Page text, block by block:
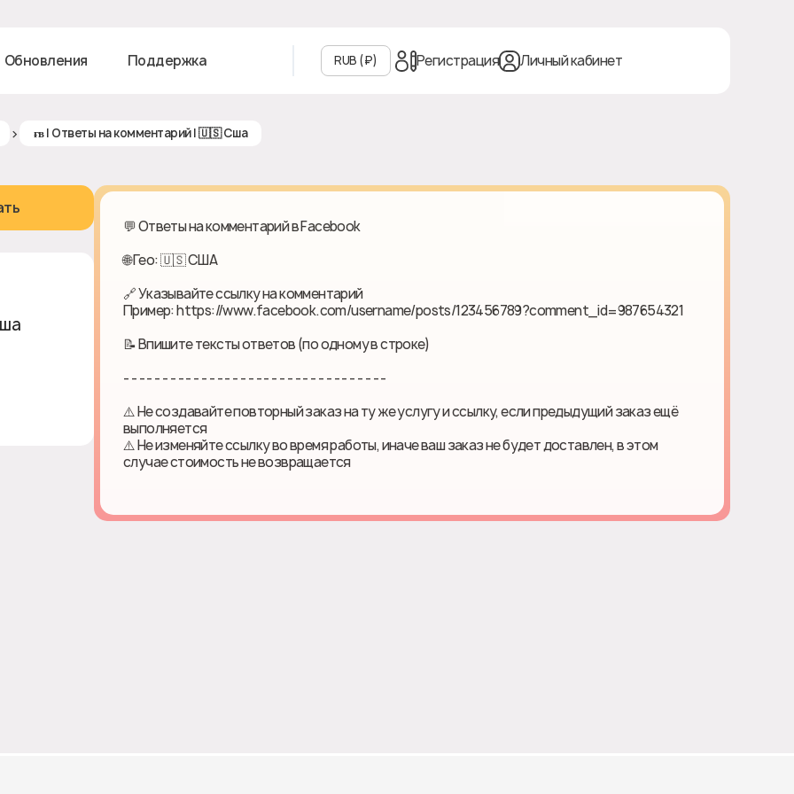
Обновления Поддержка RUB (₽‎) Регистрация Личный кабинет
> ғʙ | Ответы на комментарий | 🇺🇸 Cша
💬 Ответы на комментарий в Facebook
🌐 Гео: 🇺🇸 США
🔗 Указывайте ссылку на комментарий
Пример: https://www.facebook.com/username/posts/123456789?comment_id=987654321
📝 Впишите тексты ответов (по одному в строке)
- - - - - - - - - - - - - - - - - - - - - - - - - - - - - - - - - -
⚠️ Не создавайте повторный заказ на ту же услугу и ссылку, если предыдущий заказ ещё
выполняется
⚠️ Не изменяйте ссылку во время работы, иначе ваш заказ не будет доставлен, в этом
случае стоимость не возвращается